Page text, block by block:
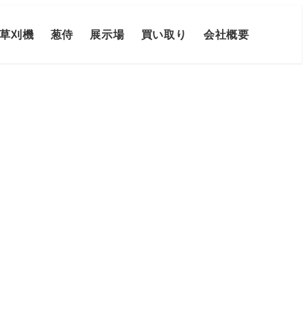
草刈機 葱侍 展示場 買い取り 会社概要